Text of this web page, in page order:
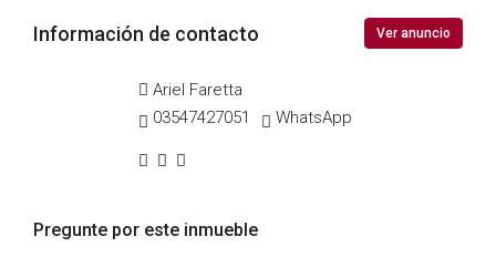
Información de contacto Ver anuncio
Ariel Faretta
03547427051
WhatsApp
Pregunte por este inmueble